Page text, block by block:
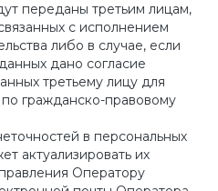
переданы третьим лицам,
с исполнением
либо в случае, если
дано согласие
третьему лицу для
гражданско-правовому
в персональных
актуализировать их
Оператору